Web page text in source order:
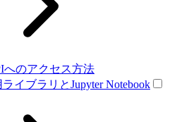
へのアクセス方法
イブラリとJupyter Notebook